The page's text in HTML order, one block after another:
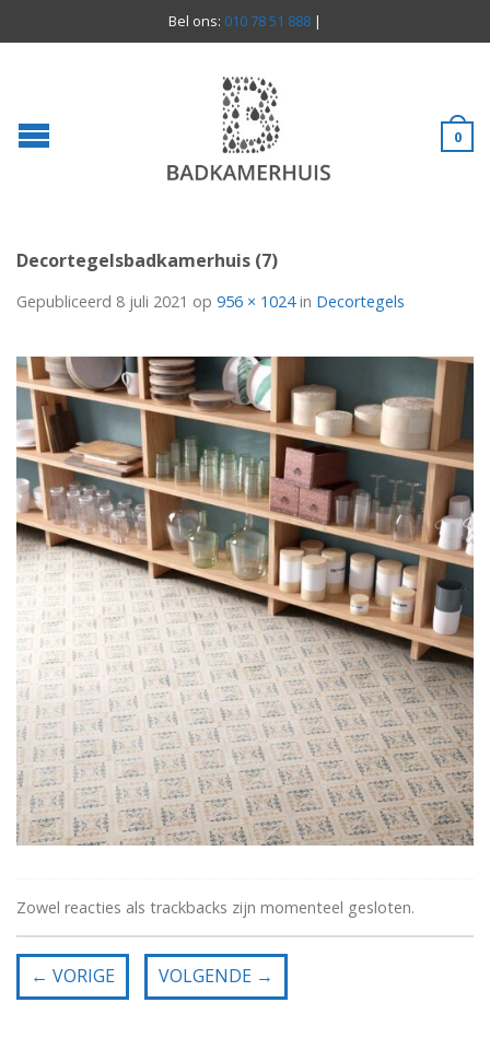
Bel ons: 010 78 51 888 |
0
Decortegelsbadkamerhuis (7)
Gepubliceerd 8 juli 2021 op 956 × 1024in Decortegels
Zowel reacties als trackbacks zijn momenteel gesloten.
← VORIGE VOLGENDE →